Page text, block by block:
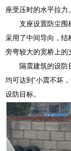
座受压时的水平拉力。
支座设置防尘围
采用了中间导向，结
旁弯较大的宽桥上的
隔震建筑的设防
均可达到“小震不坏
设防目标。